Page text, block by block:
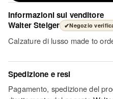
Informazioni sul venditore
Walter Steiger ✔Negozio
Calzature di lusso made to
Spedizione e resi
Pagamento, spedizione del